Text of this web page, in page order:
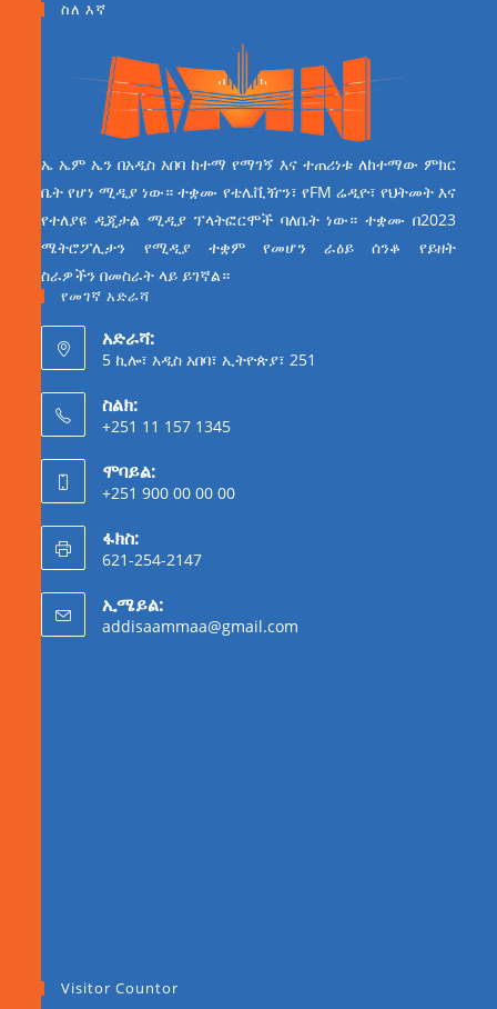
ስለ እኛ
ኤ ኤም ኤን በአዲስ አበባ ከተማ የማገኝ እና ተጠሪነቱ ለከተማው ምክር
ቤት የሆነ ሚዲያ ነው። ተቋሙ የቴሌቪዥን፣ የFM ሬዲዮ፣ የህትመት እና
የተለያዩ ዲጂታል ሚዲያ ፕላትፎርሞች ባለቤት ነው። ተቋሙ በ2023
ሜትሮፖሊታን የሚዲያ ተቋም የመሆን ራዕይ ሰንቆ የይዘት
ስራዎችን በመስራት ላይ ይገኛል።
የመገኛ አድራሻ
አድራሻ:
5 ኪሎ፣ አዲስ አበባ፣ ኢትዮጵያ፣ 251
ስልክ:
+251 11 157 1345
ሞባይል:
+251 900 00 00 00
ፋክስ:
621-254-2147
ኢሜይል:
addisaammaa@gmail.com
Visitor Countor